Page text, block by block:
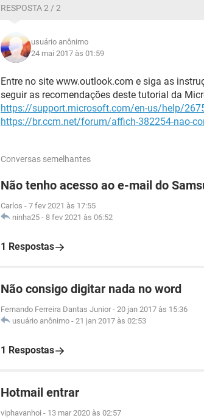
RESPOSTA 2 / 2
usuário anônimo
24 mai 2017 às 01:59
Entre no site www.outlook.com e siga as
seguir as recomendações deste tutorial da
https://support.microsoft.com/en-us/help/
https://br.ccm.net/forum/affich-382254-nao-
Conversas semelhantes
Não tenho acesso ao e-mail do
Carlos - 7 fev 2021 às 17:55
ninha25 - 8 fev 2021 às 06:52
1 Respostas
Não consigo digitar nada no word
Fernando Ferreira Dantas Junior - 20 jan 2017 às 15:36
usuário anônimo - 21 jan 2017 às 02:53
1 Respostas
Hotmail entrar
viphavanhoi - 13 mar 2020 às 02:57